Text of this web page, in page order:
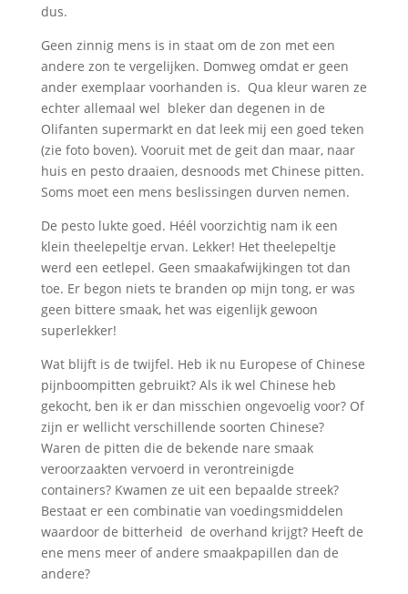
dus.
Geen zinnig mens is in staat om de zon met een
andere zon te vergelijken. Domweg omdat er geen
ander exemplaar voorhanden is. Qua kleur waren ze
echter allemaal wel bleker dan degenen in de
Olifanten supermarkt en dat leek mij een goed teken
(zie foto boven). Vooruit met de geit dan maar, naar
huis en pesto draaien, desnoods met Chinese pitten.
Soms moet een mens beslissingen durven nemen.
De pesto lukte goed. Héél voorzichtig nam ik een
klein theelepeltje ervan. Lekker! Het theelepeltje
werd een eetlepel. Geen smaakafwijkingen tot dan
toe. Er begon niets te branden op mijn tong, er was
geen bittere smaak, het was eigenlijk gewoon
superlekker!
Wat blijft is de twijfel. Heb ik nu Europese of Chinese
pijnboompitten gebruikt? Als ik wel Chinese heb
gekocht, ben ik er dan misschien ongevoelig voor? Of
zijn er wellicht verschillende soorten Chinese?
Waren de pitten die de bekende nare smaak
veroorzaakten vervoerd in verontreinigde
containers? Kwamen ze uit een bepaalde streek?
Bestaat er een combinatie van voedingsmiddelen
waardoor de bitterheid de overhand krijgt? Heeft de
ene mens meer of andere smaakpapillen dan de
andere?